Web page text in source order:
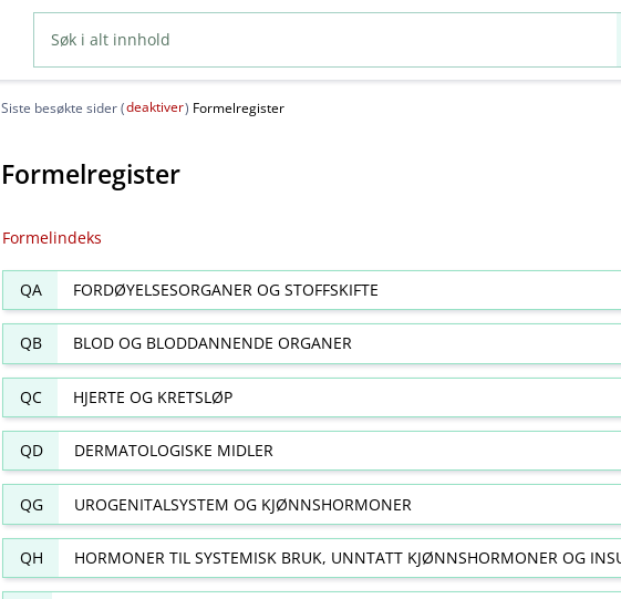
Siste besøkte sider (deaktiver) Formelregister
Formelregister
Formelindeks
QA FORDØYELSESORGANER OG STOFFSKIFTE
QB BLOD OG BLODDANNENDE ORGANER
QC HJERTE OG KRETSLØP
QD DERMATOLOGISKE MIDLER
QG UROGENITALSYSTEM OG KJØNNSHORMONER
QH HORMONER TIL SYSTEMISK BRUK, UNNTATT KJØNNSHORMONER OG